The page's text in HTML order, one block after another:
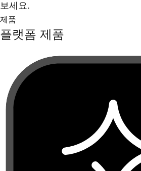
보세요.
제품
플랫폼 제품